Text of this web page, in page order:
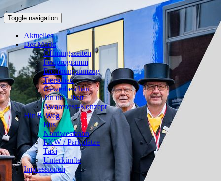
Toggle navigation
Aktuelles
Der Markt
Öffnungszeiten
Festprogramm
Eröffnungsumzug
Tierschau
Gewerbeschau
Jan un Libett
Awareness-Konzept
Hin & Weg
Bus
Nordwestbahn
PKW / Parkplätze
Taxi
Unterkünfte
Impressionen